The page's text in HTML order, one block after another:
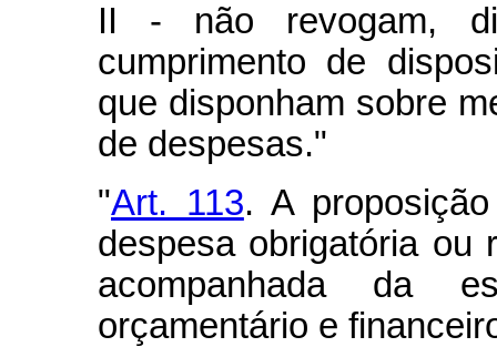
II - não revogam,
cumprimento de
que disponham sobre
de despesas."
"Art. 113. A
despesa obrigatória ou
acompanhada da
orçamentário e